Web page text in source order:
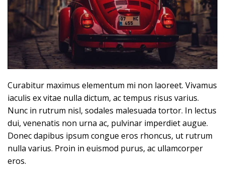
Curabitur maximus elementum mi non laoreet. Vivamus
iaculis ex vitae nulla dictum, ac tempus risus varius.
Nunc in rutrum nisl, sodales malesuada tortor. In lectus
dui, venenatis non urna ac, pulvinar imperdiet augue.
Donec dapibus ipsum congue eros rhoncus, ut rutrum
nulla varius. Proin in euismod purus, ac ullamcorper
eros.